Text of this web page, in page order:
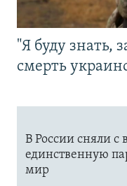
"Я буду знать,
смерть